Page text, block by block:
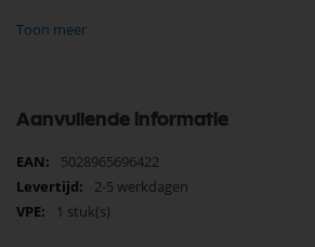
Numatic WV380-2
Numatic AVQ380-21
Numatic PPR200-12
Toon meer
Aanvullende informatie
Meer
informatie
5028965696422
2-5 werkdagen
1 stuk(s)